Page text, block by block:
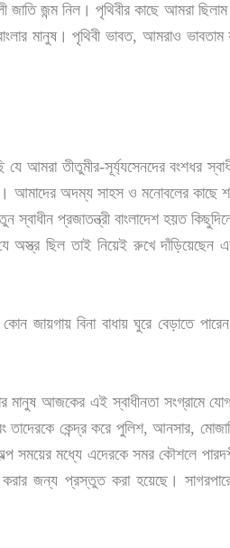
জাতি জন্ম নিল। পৃথিবীর কাছে আমরা
মানুষ। পৃথিবী ভাবত, আমরাও
আমরা তীতুমীর-সূর্য্যসেনদের বংশধর
আমাদের অদম্য সাহস ও মনোবলের
প্রজাতন্ত্রী বাংলাদেশ হয়ত
ছিল তাই নিয়েই রুখে দাঁড়িয়েছেন
জায়গায় বিনা বাধায় ঘুরে বেড়াতে
আজকের এই স্বাধীনতা সংগ্রামে যোগ
কেন্দ্র করে পুলিশ, আনসার,
সময়ের মধ্যে এদেরকে সমর কৌশলে
জন্য প্রস্তুত করা হয়েছে।